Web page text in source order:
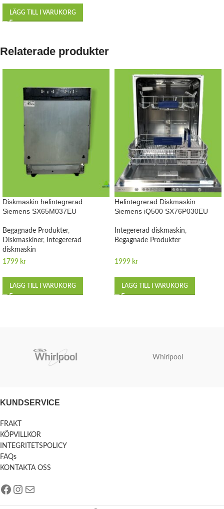
LÄGG TILL I VARUKORG
Relaterade produkter
Diskmaskin helintegrerad
Siemens SX65M037EU
Begagnade Produkter,
Diskmaskiner,
Integererad
diskmaskin
1799 kr
LÄGG TILL I VARUKORG
Helintegrerad Diskmaskin
Siemens iQ500 SX76P030EU
Integererad diskmaskin,
Begagnade Produkter
1999 kr
LÄGG TILL I VARUKORG
Whirlpool
KUNDSERVICE
FRAKT
KÖPVILLKOR
INTEGRITETSPOLICY
FAQs
KONTAKTA OSS